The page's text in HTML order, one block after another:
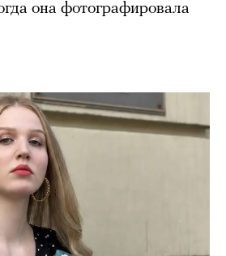
она фотографировала